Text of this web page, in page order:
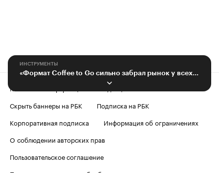
ИНСТРУМЕНТЫ
«Формат Coffee to Go сильно забрал рынок у всех остальных»
Контактная информация
Скрыть баннеры на РБК
Подписка на РБК
Корпоративная подписка
Информация об ограничениях
О соблюдении авторских прав
Пользовательское соглашение